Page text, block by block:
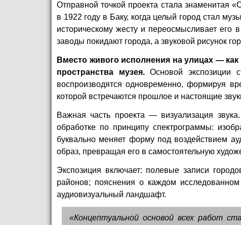
Отправной точкой проекта стала знаменитая
в 1922 году в Баку, когда целый город стал
историческому жесту и переосмысливает его
заводы покидают города, а звуковой рисунок
Вместо живого исполнения на улицах —
пространства музея.Основой экспозиции
воспроизводятся одновременно, формируя
которой встречаются прошлое и настоящие
Важная часть проекта — визуализация
обработке по принципу спектрограммы:
буквально меняет форму под воздействием
образ, превращая его в самостоятельную
Экспозиция включает: полевые записи
районов; пояснения о каждом
аудиовизуальный ландшафт.
«Концептуальной основой всех работ